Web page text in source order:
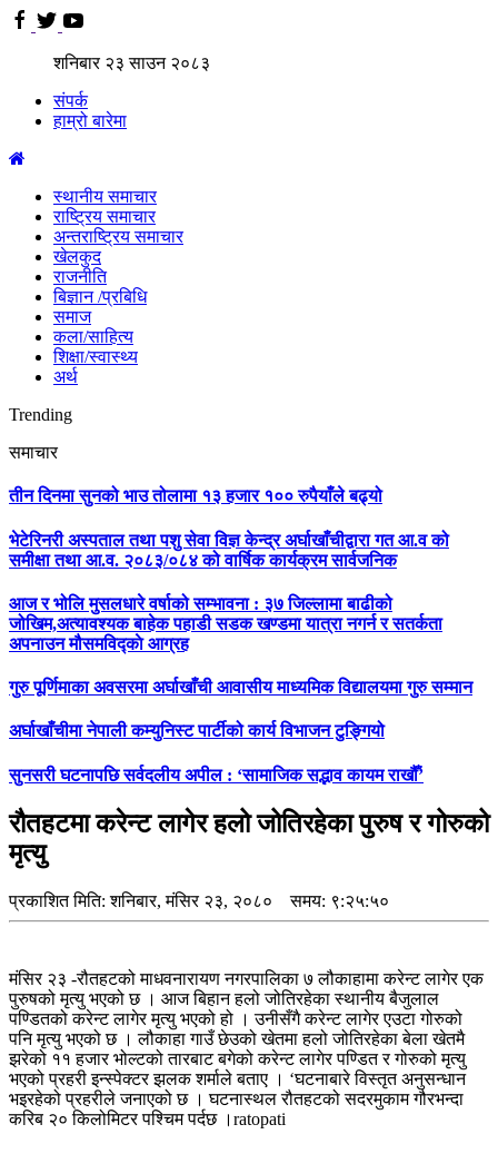
शनिबार २३साउन २०८३
संपर्क
हाम्रो बारेमा
स्थानीय समाचार
राष्ट्रिय समाचार
अन्तराष्ट्रिय समाचार
खेलकुद
राजनीति
बिज्ञान /प्रबिधि
समाज
कला/साहित्य
शिक्षा/स्वास्थ्य
अर्थ
Trending
समाचार
तीन दिनमा सुनको भाउ तोलामा १३ हजार १०० रुपैयाँले बढ्यो
भेटेरिनरी अस्पताल तथा पशु सेवा विज्ञ केन्द्र अर्घाखाँचीद्वारा गत आ.व को
समीक्षा तथा आ.व. २०८३/०८४ को वार्षिक कार्यक्रम सार्वजनिक
आज र भोलि मुसलधारे वर्षाको सम्भावना : ३७ जिल्लामा बाढीको
जोखिम,अत्यावश्यक बाहेक पहाडी सडक खण्डमा यात्रा नगर्न र सतर्कता
अपनाउन मौसमविद्काे आग्रह
गुरु पूर्णिमाका अवसरमा अर्घाखाँची आवासीय माध्यमिक विद्यालयमा गुरु सम्मान
अर्घाखाँचीमा नेपाली कम्युनिस्ट पार्टीको कार्य विभाजन टुङ्गियो
सुनसरी घटनापछि सर्वदलीय अपील : ‘सामाजिक सद्भाव कायम राखौँ’
रौतहटमा करेन्ट लागेर हलो जोतिरहेका पुरुष र गोरुको
मृत्यु
प्रकाशित मिति:शनिबार, मंसिर २३, २०८० समय: ९:२५:५०
मंसिर २३ -रौतहटको माधवनारायण नगरपालिका ७ लौकाहामा करेन्ट लागेर एक
पुरुषको मृत्यु भएको छ । आज बिहान हलो जोतिरहेका स्थानीय बैजुलाल
पण्डितको करेन्ट लागेर मृत्यु भएको हो । उनीसँगै करेन्ट लागेर एउटा गोरुको
पनि मृत्यु भएको छ । लौकाहा गाउँ छेउको खेतमा हलो जोतिरहेका बेला खेतमै
झरेको ११ हजार भोल्टको तारबाट बगेको करेन्ट लागेर पण्डित र गोरुको मृत्यु
भएको प्रहरी इन्स्पेक्टर झलक शर्माले बताए । ‘घटनाबारे विस्तृत अनुसन्धान
भइरहेको प्रहरीले जनाएको छ । घटनास्थल रौतहटको सदरमुकाम गौरभन्दा
करिब २० किलोमिटर पश्चिम पर्दछ ।ratopati